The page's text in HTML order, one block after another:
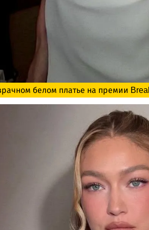
белом платье на премии